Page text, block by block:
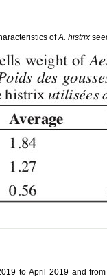
ofA. histrix
to April 2019 and